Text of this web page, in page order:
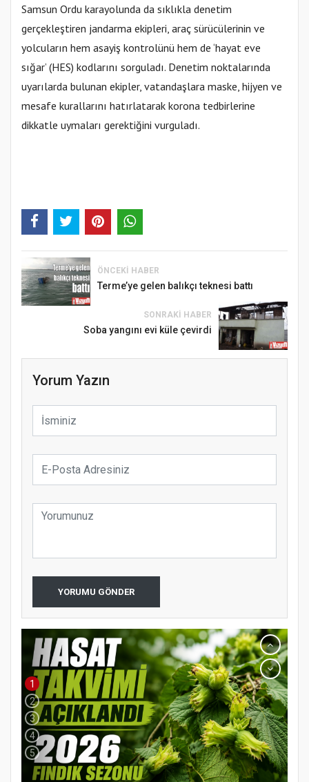
Samsun Ordu karayolunda da sıklıkla denetim
gerçekleştiren jandarma ekipleri, araç sürücülerinin ve
yolcuların hem asayiş kontrolünü hem de ‘hayat eve
sığar’ (HES) kodlarını sorguladı. Denetim noktalarında
uyarılarda bulunan ekipler, vatandaşlara maske, hijyen ve
mesafe kurallarını hatırlatarak korona tedbirlerine
dikkatle uymaları gerektiğini vurguladı.
ÖNCEKI HABER
Terme’ye gelen balıkçı teknesi battı
SONRAKI HABER
Soba yangını evi küle çevirdi
Yorum Yazın
YORUMU GÖNDER
1
2
3
4
5